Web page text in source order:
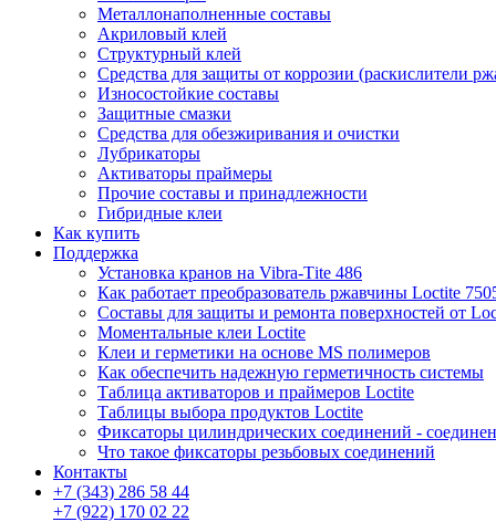
Металлонаполненные составы
Акриловый клей
Структурный клей
Средства для защиты от коррозии (раскислители
Износостойкие составы
Защитные смазки
Средства для обезжиривания и очистки
Лубрикаторы
Активаторы праймеры
Прочие составы и принадлежности
Гибридные клеи
Как купить
Поддержка
Установка кранов на Vibra-Тite 486
Как работает преобразователь ржавчины Loctite
Составы для защиты и ремонта поверхностей от
Моментальные клеи Loctite
Клеи и герметики на основе MS полимеров
Как обеспечить надежную герметичность системы
Таблица активаторов и праймеров Loctite
Таблицы выбора продуктов Loctite
Фиксаторы цилиндрических соединений -
Что такое фиксаторы резьбовых соединений
Контакты
+7 (343) 286 58 44
+7 (922) 170 02 22